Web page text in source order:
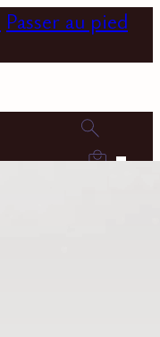
Passer au pied
0